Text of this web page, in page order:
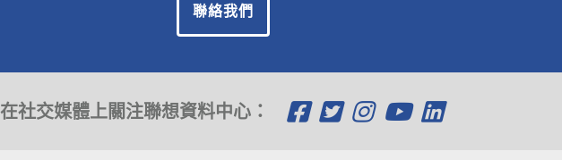
聯絡我們
在社交媒體上關注聯想資料中心：
O O
O
O O